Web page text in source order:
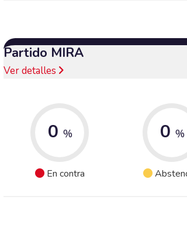
Partido MIRA
Ver detalles
0 %
En contra
0 %